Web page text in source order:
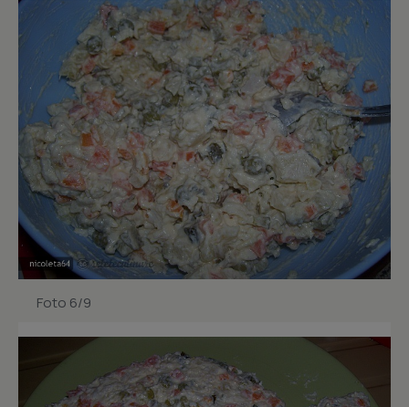
Foto 6/9